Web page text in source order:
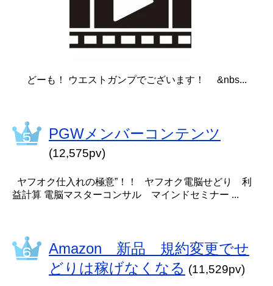
どーも！ ウエストガンプでございます！ &nbs...
PGWメンバーコンテンツ
(12,575pv)
ヤフオク仕入れの極意”！！ ヤフオク電脳せどり 利
益計算 電脳マスターコンサル マインドセミナー ...
Amazon 新品 規約変更でせ
どりは稼げなくなる (11,529pv)